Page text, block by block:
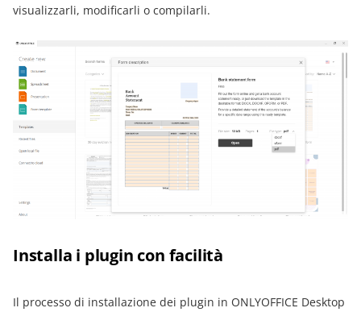
visualizzarli, modificarli o compilarli.
Installa i plugin con facilità
Il processo di installazione dei plugin in ONLYOFFICE Desktop